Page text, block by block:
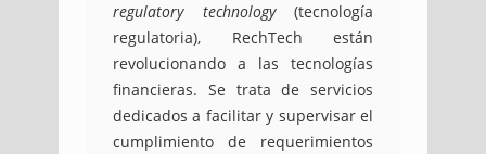
regulatory technology(tecnología
regulatoria), RechTech están
revolucionando a las tecnologías
financieras. Se trata de servicios
dedicados a facilitar y supervisar el
cumplimiento de requerimientos